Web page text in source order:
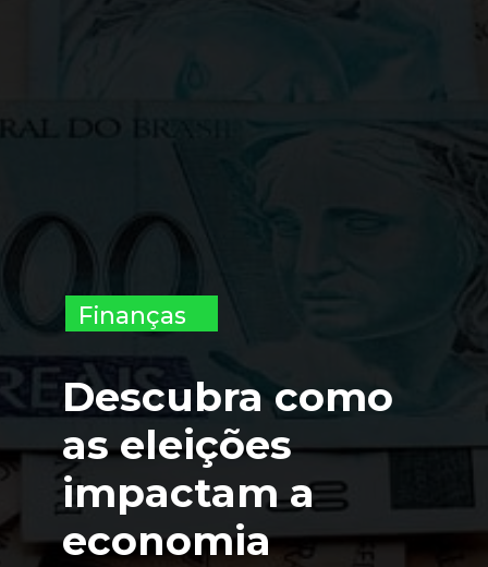
Descubra como
as eleições
impactam a
economia
Finanças